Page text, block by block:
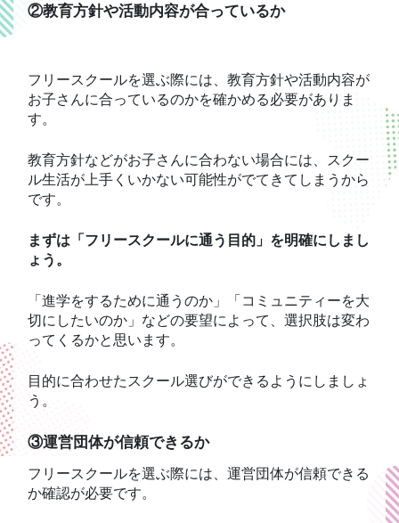
②教育方針や活動内容が合っているか
フリースクールを選ぶ際には、教育方針や活動内容が
お子さんに合っているのかを確かめる必要がありま
す。
教育方針などがお子さんに合わない場合には、スクー
ル生活が上手くいかない可能性がでてきてしまうから
です。
まずは「フリースクールに通う目的」を明確にしまし
ょう。
「進学をするために通うのか」「コミュニティーを大
切にしたいのか」などの要望によって、選択肢は変わ
ってくるかと思います。
目的に合わせたスクール選びができるようにしましょ
う。
③運営団体が信頼できるか
フリースクールを選ぶ際には、運営団体が信頼できる
か確認が必要です。